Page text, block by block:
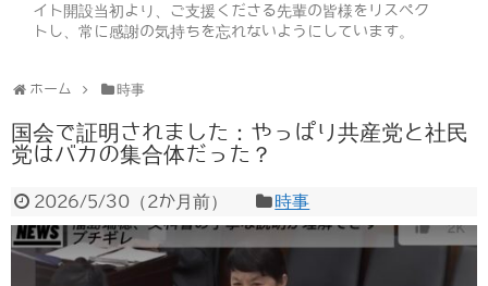
イト開設当初より、ご支援くださる先輩の皆様をリスペク
トし、常に感謝の気持ちを忘れないようにしています。
ホーム 時事
国会で証明されました：やっぱり共産党と社民
党はバカの集合体だった？
2026/5/30（2か月前） 時事